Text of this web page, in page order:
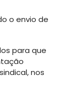
o envio de
para que
nos